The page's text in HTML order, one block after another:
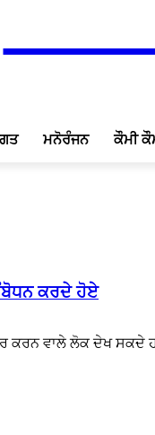
ਮਨੋਰੰਜਨ ਕੌਮੀ
ਕਰਦੇ ਹੋਏ
ਵਾਲੇ ਲੋਕ ਦੇਖ ਸਕਦੇ